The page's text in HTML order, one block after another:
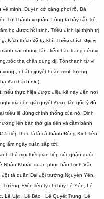
về mình. Duyên cớ càng phơi rõ. Bá
Tư Thành vi quân. Lòng ta bày sẵn kế.
họ được hồi sinh. Triều đình lại thịnh trị
Kích thích đố kỵ khí. Thiêu chích đại vị
sát nhung tân. tiếm hào tràng cứu vị
tha chân dung dị. Tôn thanh từ vi
, nhật nguyệt hoàn minh lượng.
đại thái bình.)
nếu thực hiện được điệu kế này đến nơi
mà còn giải quyết được tận gốc ý đồ
triều lê đúng chính thống của nó. Đinh
lên bàn thờ gia tiên và cầm bánh
tiếp theo là là cả thành Đông Kinh liên
ấm ngày xuân sắp tới.
thủ mọi thời gian tiếp súc quận quốc
Nhân Khoái, quan phục hầu Trịnh Văn
tả quân Đại đội trưởng Nguyễn Yên,
Tường, Điện tiền ty chi huy Lê Yên, Lê
Lê Lật , Lê Bảo , Lê Quýêt Trung, Lê